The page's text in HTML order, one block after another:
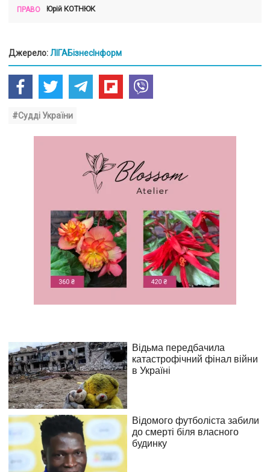
ПРАВО Юрій КОТНЮК
Джерело:ЛІГАБізнесІнформ
#Судді України